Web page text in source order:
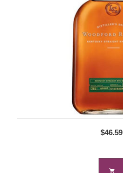
$46.59